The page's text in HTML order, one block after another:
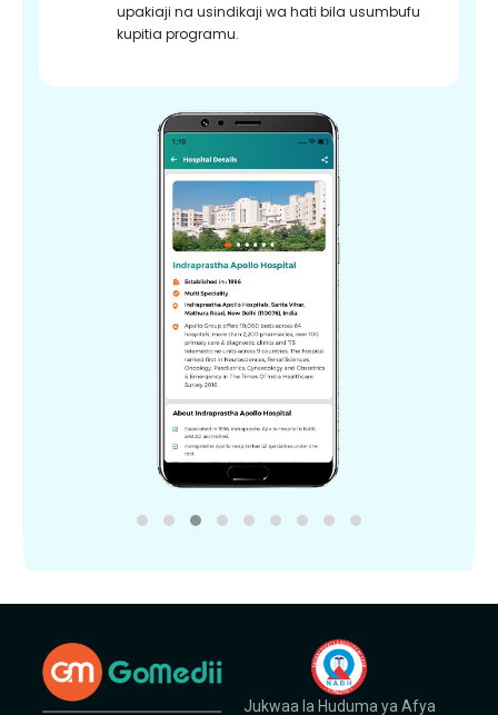
upakiaji na usindikaji wa hati bila usumbufu
kupitia programu.
Jukwaa la Huduma ya Afya